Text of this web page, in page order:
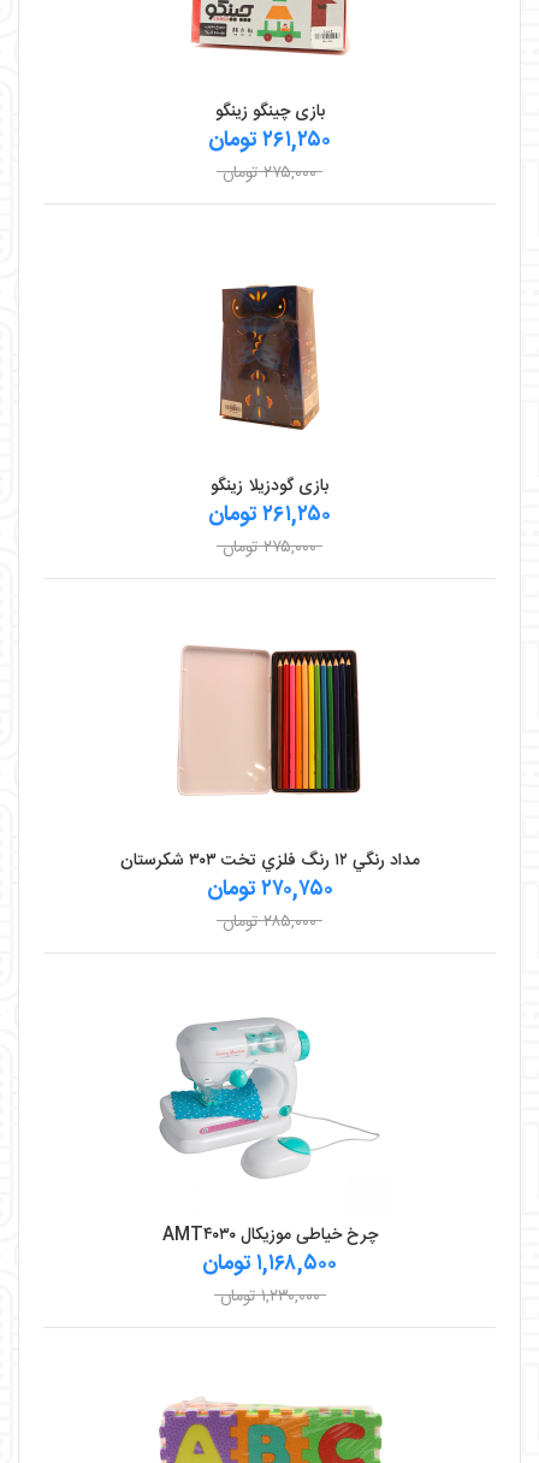
بازی چینگو زینگو
۲۶۱,۲۵۰ تومان
۲۷۵,۰۰۰ تومان
بازی گودزیلا زینگو
۲۶۱,۲۵۰ تومان
۲۷۵,۰۰۰ تومان
مداد رنگي ۱۲ رنگ فلزي تخت ۳۰۳ شکرستان
۲۷۰,۷۵۰ تومان
۲۸۵,۰۰۰ تومان
چرخ خیاطی موزیکال AMT۴۰۳۰
۱,۱۶۸,۵۰۰ تومان
۱,۲۳۰,۰۰۰ تومان